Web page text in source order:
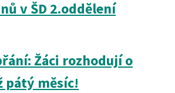
v ŠD 2.oddělení
Žáci rozhodují o
pátý měsíc!